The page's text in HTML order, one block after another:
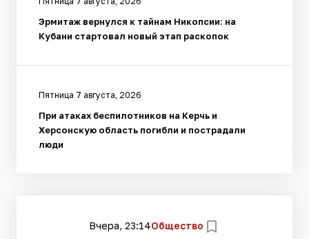
Эрмитаж вернулся к тайнам Никопсии: на
Кубани стартовал новый этап раскопок
Пятница 7 августа, 2026
При атаках беспилотников на Керчь и
Херсонскую область погибли и пострадали
люди
Вчера, 23:14Общество